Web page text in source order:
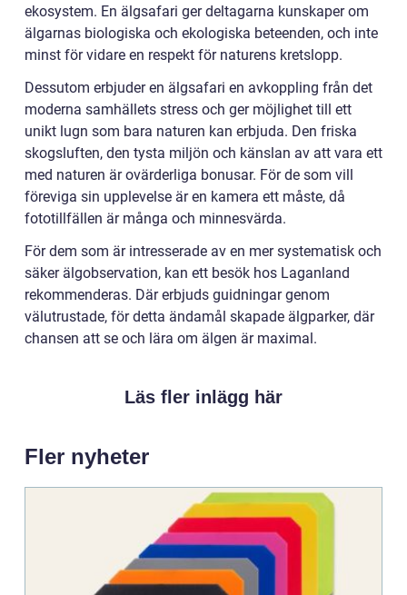
ekosystem. En älgsafari ger deltagarna kunskaper om
älgarnas biologiska och ekologiska beteenden, och inte
minst för vidare en respekt för naturens kretslopp.
Dessutom erbjuder en älgsafari en avkoppling från det
moderna samhällets stress och ger möjlighet till ett
unikt lugn som bara naturen kan erbjuda. Den friska
skogsluften, den tysta miljön och känslan av att vara ett
med naturen är ovärderliga bonusar. För de som vill
föreviga sin upplevelse är en kamera ett måste, då
fototillfällen är många och minnesvärda.
För dem som är intresserade av en mer systematisk och
säker älgobservation, kan ett besök hos Laganland
rekommenderas. Där erbjuds guidningar genom
välutrustade, för detta ändamål skapade älgparker, där
chansen att se och lära om älgen är maximal.
Läs fler inlägg här
Fler nyheter